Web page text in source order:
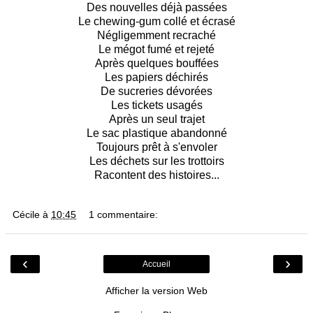
Des nouvelles déjà passées
Le chewing-gum collé et écrasé
Négligemment recraché
Le mégot fumé et rejeté
Après quelques bouffées
Les papiers déchirés
De sucreries dévorées
Les tickets usagés
Après un seul trajet
Le sac plastique abandonné
Toujours prêt à s'envoler
Les déchets sur les trottoirs
Racontent des histoires...
Cécile à 10:45 1 commentaire:
‹ ›
Accueil
Afficher la version Web